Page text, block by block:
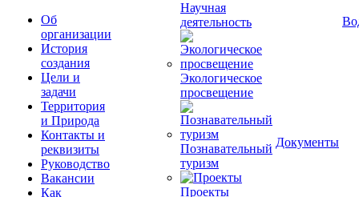
Об
организации
История
создания
Цели и
задачи
Территория
и Природа
Контакты и
реквизиты
Руководство
Вакансии
Как
Научная
деятельность
Экологическое
просвещение
Познавательный
туризм
Проекты
Документы